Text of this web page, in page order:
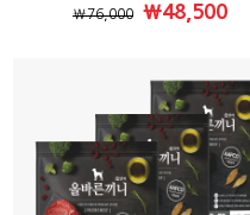
₩76,000 ₩48,500